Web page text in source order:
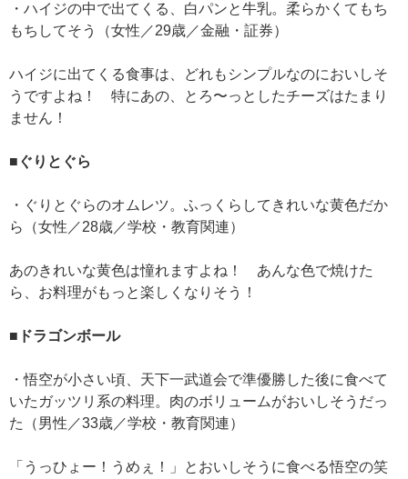
・ハイジの中で出てくる、白パンと牛乳。柔らかくてもち
もちしてそう（女性／29歳／金融・証券）
ハイジに出てくる食事は、どれもシンプルなのにおいしそ
うですよね！ 特にあの、とろ〜っとしたチーズはたまり
ません！
■ぐりとぐら
・ぐりとぐらのオムレツ。ふっくらしてきれいな黄色だか
ら（女性／28歳／学校・教育関連）
あのきれいな黄色は憧れますよね！ あんな色で焼けた
ら、お料理がもっと楽しくなりそう！
■ドラゴンボール
・悟空が小さい頃、天下一武道会で準優勝した後に食べて
いたガッツリ系の料理。肉のボリュームがおいしそうだっ
た（男性／33歳／学校・教育関連）
「うっひょー！うめぇ！」とおいしそうに食べる悟空の笑